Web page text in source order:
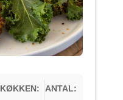
KØKKEN:
ANTAL: